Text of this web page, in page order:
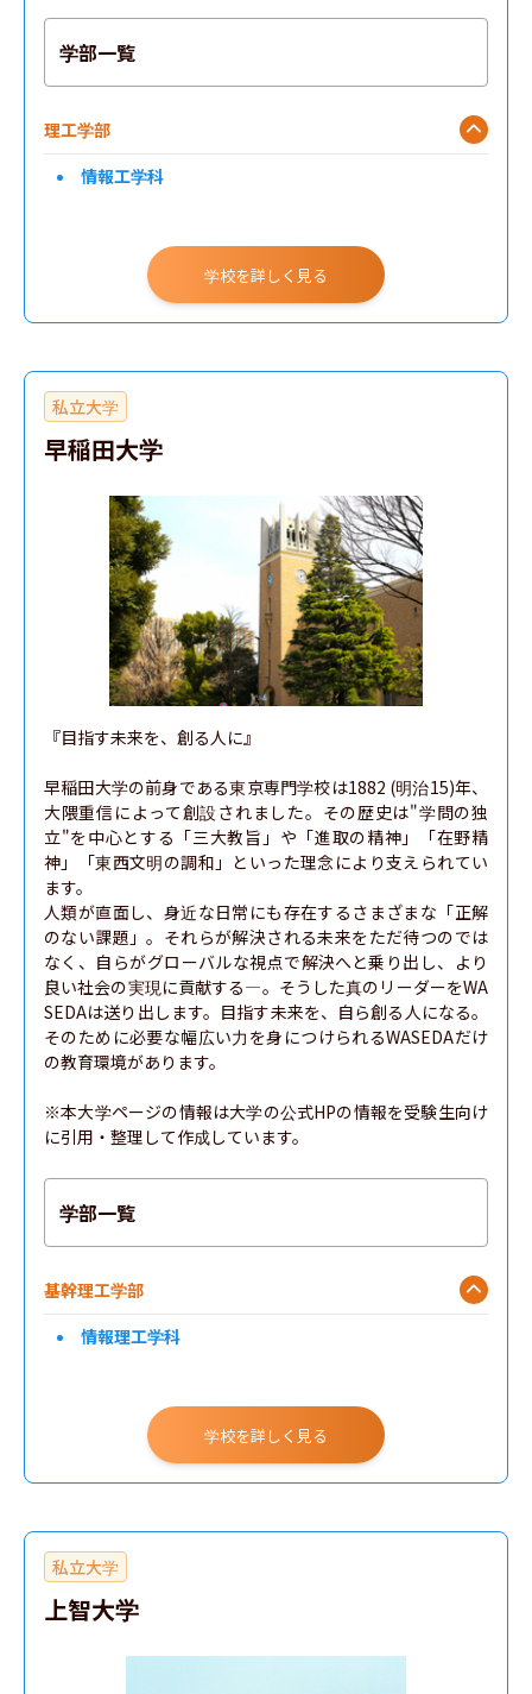
学部一覧
理工学部
情報工学科
学校を詳しく見る
私立大学
早稲田大学
『目指す未来を、創る人に』
早稲田大学の前身である東京専門学校は1882 (明治15)年、
大隈重信によって創設されました。その歴史は"学問の独
立"を中心とする「三大教旨」や「進取の精神」「在野精
神」「東西文明の調和」といった理念により支えられてい
ます。
人類が直面し、身近な日常にも存在するさまざまな「正解
のない課題」。それらが解決される未来をただ待つのでは
なく、自らがグローバルな視点で解決へと乗り出し、より
良い社会の実現に貢献する―。そうした真のリーダーをWA
SEDAは送り出します。目指す未来を、自ら創る人になる。
そのために必要な幅広い力を身につけられるWASEDAだけ
の教育環境があります。
※本大学ページの情報は大学の公式HPの情報を受験生向け
に引用・整理して作成しています。
学部一覧
基幹理工学部
情報理工学科
学校を詳しく見る
私立大学
上智大学